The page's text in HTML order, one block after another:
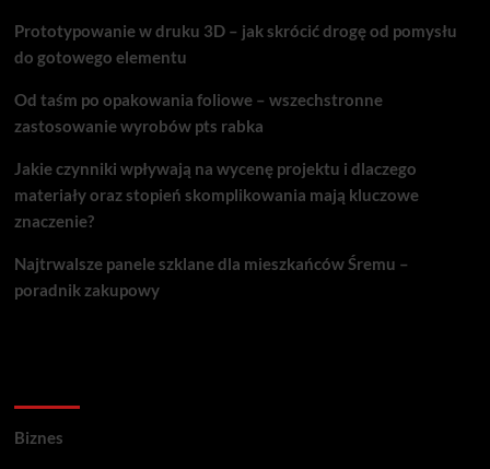
Prototypowanie w druku 3D – jak skrócić drogę od pomysłu
do gotowego elementu
Od taśm po opakowania foliowe – wszechstronne
zastosowanie wyrobów pts rabka
Jakie czynniki wpływają na wycenę projektu i dlaczego
materiały oraz stopień skomplikowania mają kluczowe
znaczenie?
Najtrwalsze panele szklane dla mieszkańców Śremu –
poradnik zakupowy
Biznes